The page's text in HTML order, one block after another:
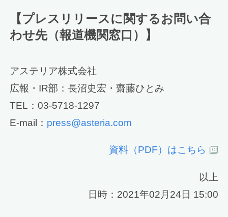
【プレスリリースに関するお問い合
わせ先（報道機関窓口）】
アステリア株式会社
広報・IR部：長沼史宏・齋藤ひとみ
TEL：03-5718-1297
E-mail： press@asteria.com
資料（PDF）はこちら
以上
日時：2021年02月24日 15:00